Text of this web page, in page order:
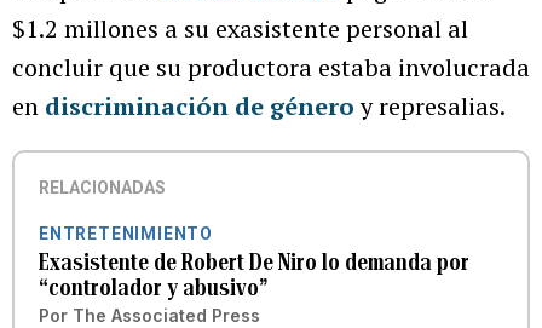
$1.2 millones a su exasistente personal al
concluir que su productora estaba involucrada
en discriminación de géneroy represalias.
RELACIONADAS
ENTRETENIMIENTO
Exasistente de Robert De Niro lo demanda por
“controlador y abusivo”
Por The Associated Press